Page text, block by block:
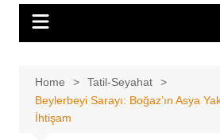
Home
Tatil-Seyahat
Beylerbeyi Sarayı: Boğaz’ın Asya
İhtişam